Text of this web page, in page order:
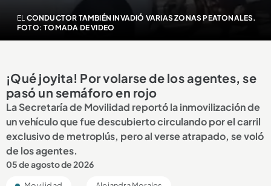
EL CONDUCTOR TAMBIÉN INVADIÓ VARIAS ZONAS PEATONALES.
FOTO: TOMADA DE VIDEO
¡Qué joyita! Por volarse de los agentes, se
pasó un semáforo en rojo
La Secretaría de Movilidad reportó la inmovilización de
un vehículo que fue descubierto circulando por el carril
exclusivo de metroplús, pero al verse atrapado, se voló
de los agentes.
05 de agosto de 2026